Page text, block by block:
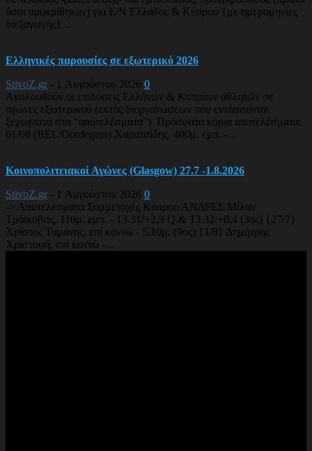
όσοι προκρίθηκαν) για Ε/Ν Ελλάδος & Κύπρου {με ημερομηνίες
διεξαγωγής}...
Ελληνικές παρουσίες σε εξωτερικό 2026
StivoZ.gr - 1 Αυγούστου 2026 0
Ακολουθούν οι επιδόσεις Ελλήνων & Κυπρίων αθλητών σε
αγώνες εξωτερικού (εκτός διοργανώσεων που εντάσσονται
ξεχωριστά στα “αποτελέσματα”) Πρόσφατα κύρια αποτελέσματα:
01/08 (BEL/Oordegem) Χαρατσίδης, 400μ. εμπ. -...
Κοινοπολιτειακοί Αγώνες (Glasgow) 27.7 -1.8.2026
StivoZ.gr - 1 Αυγούστου 2026 0
-> Αποτελέσματα Συμμετοχές Κύπρου ΑΝΔΡΕΣ Μίλαν
Τράικοβιτς, 110μ. εμπ. - 13.31/+2,9 Q & 13.32/+0,4 (3ος) {27/7}
Χρίστος Ταμάνης, επί κοντώ - 5,10μ. (9ος) {1/8} Δημήτρης
Χριστοφή, επί κοντώ -...